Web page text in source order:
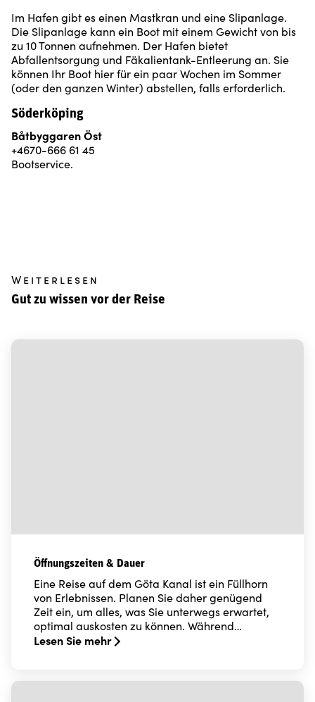
Im Hafen gibt es einen Mastkran und eine Slipanlage.
Die Slipanlage kann ein Boot mit einem Gewicht von bis
zu 10 Tonnen aufnehmen. Der Hafen bietet
Abfallentsorgung und Fäkalientank-Entleerung an. Sie
können Ihr Boot hier für ein paar Wochen im Sommer
(oder den ganzen Winter) abstellen, falls erforderlich.
Söderköping
Båtbyggaren Öst
+4670-666 61 45
Bootservice.
Weiterlesen
Gut zu wissen vor der Reise
Öffnungszeiten & Dauer
Eine Reise auf dem Göta Kanal ist ein Füllhorn
von Erlebnissen. Planen Sie daher genügend
Zeit ein, um alles, was Sie unterwegs erwartet,
optimal auskosten zu können. Während…
Lesen Sie mehr
Read more about Öffnungszeiten & Dauer